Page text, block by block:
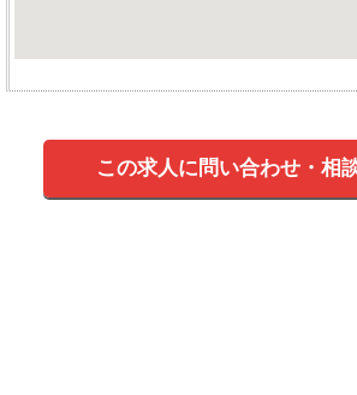
この求人に問い合わせ・相